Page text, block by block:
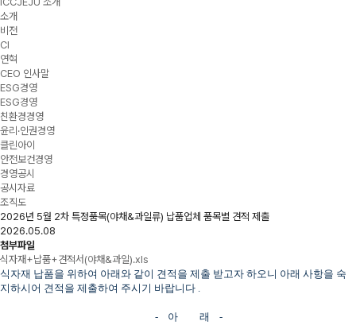
소개
비전
CI
연혁
CEO 인사말
ESG경영
ESG경영
친환경경영
윤리·인권경영
클린아이
안전보건경영
경영공시
공시자료
조직도
2026년 5월 2차 특정품목(야채&과일류) 납품업체 품목별 견적 제출
2026.05.08
첨부파일
식자재+납품+견적서(야채&과일).xls
식자재 납품을 위하여 아래와 같이 견적을 제출 받고자 하오니 아래 사항을 숙
지하시어 견적을 제출하여 주시기 바랍니다 .
- 아 래 -